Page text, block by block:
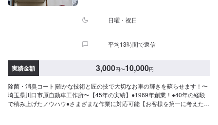
日曜・祝日
平均13時間で返信
実績金額 3,000円〜10,000円
除菌・消臭コート|確かな技術と匠の技で大切なお車の輝きを蘇らせます！〜
埼玉県川口市原自動車工作所〜【45年の実績】●1969年創業！●40年の経験
で積み上げたノウハウ●さまざまな作業に対応可能【お客様を第一に考えたサ